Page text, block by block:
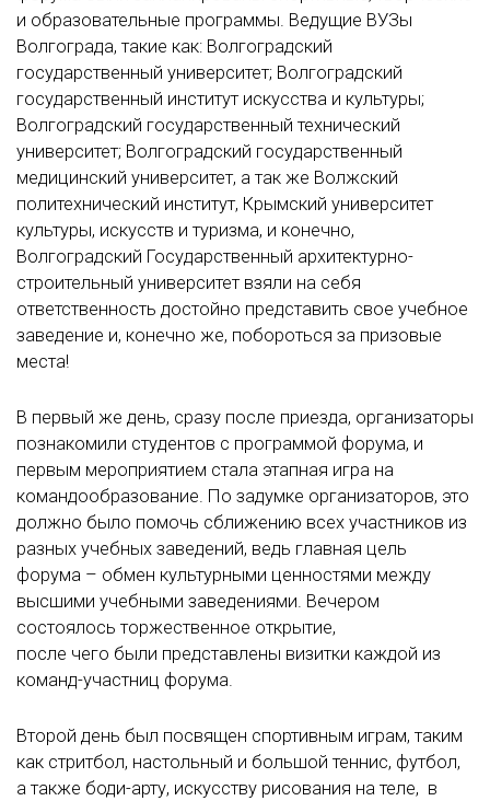
и образовательные программы. Ведущие ВУЗы
Волгограда, такие как: Волгоградский
государственный университет; Волгоградский
государственный институт искусства и культуры;
Волгоградский государственный технический
университет; Волгоградский государственный
медицинский университет, а так же Волжский
политехнический институт, Крымский университет
культуры, искусств и туризма, и конечно,
Волгоградский Государственный архитектурно-
строительный университет взяли на себя
ответственность достойно представить свое учебное
заведение и, конечно же, побороться за призовые
места!
В первый же день, сразу после приезда, организаторы
познакомили студентов с программой форума, и
первым мероприятием стала этапная игра на
командообразование. По задумке организаторов, это
должно было помочь сближению всех участников из
разных учебных заведений, ведь главная цель
форума – обмен культурными ценностями между
высшими учебными заведениями. Вечером
состоялось торжественное открытие,
после чего были представлены визитки каждой из
команд-участниц форума.
Второй день был посвящен спортивным играм, таким
как стритбол, настольный и большой теннис, футбол,
а также боди-арту, искусству рисования на теле, в